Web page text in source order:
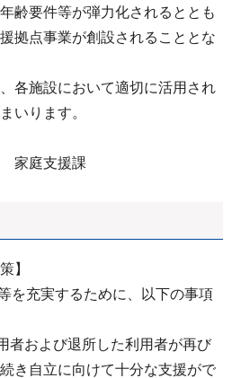
齢要件等が弾力化されるととも
拠点事業が創設されることとな
各施設において適切に活用され
いります。
家庭支援課
】
を充実するために、以下の事項
者および退所した利用者が再び
き自立に向けて十分な支援がで